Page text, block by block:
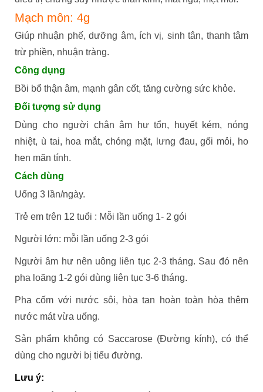
Mạch môn: 4g
Giúp nhuận phế, dưỡng âm, ích vị, sinh tân, thanh tâm
trừ phiền, nhuận tràng.
Công dụng
Bồi bổ thận âm, mạnh gân cốt, tăng cường sức khỏe.
Đối tượng sử dụng
Dùng cho người chân âm hư tổn, huyết kém, nóng
nhiệt, ù tai, hoa mắt, chóng mặt, lưng đau, gối mỏi, ho
hen mãn tính.
Cách dùng
Uống 3 lần/ngày.
Trẻ em trên 12 tuổi : Mỗi lần uống 1- 2 gói
Người lớn: mỗi lần uống 2-3 gói
Người âm hư nên uông liên tục 2-3 tháng. Sau đó nên
pha loãng 1-2 gói dùng liên tục 3-6 tháng.
Pha cốm với nước sôi, hòa tan hoàn toàn hòa thêm
nước mát vừa uống.
Sản phẩm không có Saccarose (Đường kính), có thể
dùng cho người bị tiểu đường.
Lưu ý: